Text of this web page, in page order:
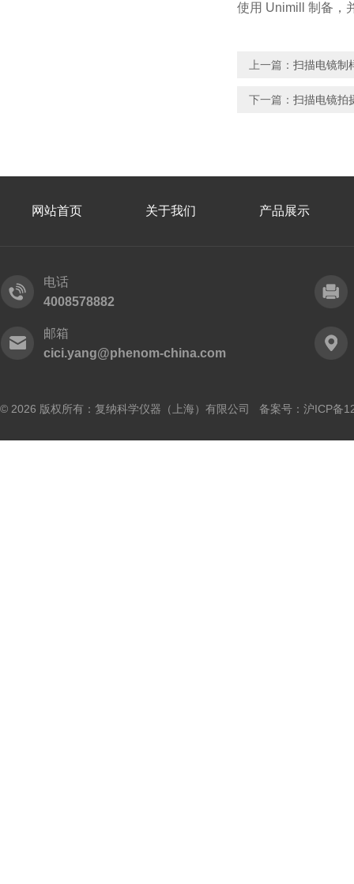
使用 Unimill 制备，
上一篇： 扫描电镜制
下一篇： 扫描电镜拍
网站首页 关于我们 产品展示
电话
4008578882
邮箱
cici.yang@phenom-china.com
© 2026 版权所有：复纳科学仪器（上海）有限公司 备案号： 沪ICP备